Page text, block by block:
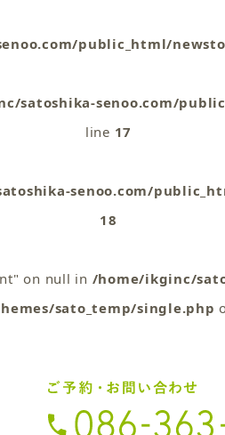
public_html/
satoshika-senoo.com/
line 17
senoo.com/
18
on null in /home/ikginc/
sato_temp/single.php